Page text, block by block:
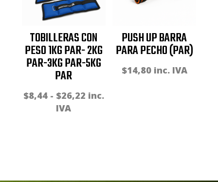
TOBILLERAS CON
PESO 1KG PAR- 2KG
PAR-3KG PAR-5KG
PAR
$8,44 - $26,22Rango
inc.
IVA
PUSH UP BARRA
PARA PECHO (PAR)
$14,80 inc. IVA